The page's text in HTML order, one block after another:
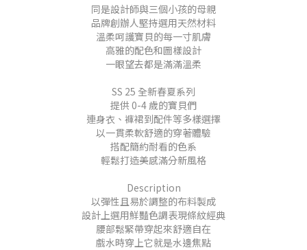
同是設計師與三個小孩的母親
品牌創辦人堅持選用天然材料
溫柔呵護寶貝的每一寸肌膚
高雅的配色和圖樣設計
一眼望去都是滿滿溫柔
SS 25 全新春夏系列
提供 0-4 歲的寶貝們
連身衣、褲裙到配件等多樣選擇
以一貫柔軟舒適的穿著體驗
搭配簡約耐看的色系
輕鬆打造美感滿分新風格
Description
以彈性且易於調整的布料製成
設計上選用鮮豔色調表現條紋經典
腰部鬆緊帶穿起來舒適自在
戲水時穿上它就是水邊焦點